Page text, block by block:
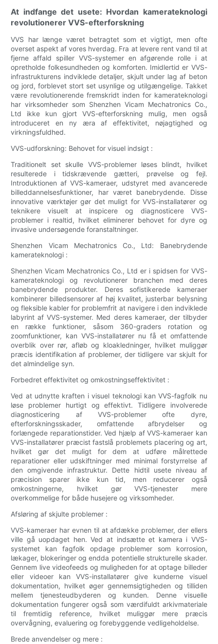
At indfange det usete: Hvordan kamerateknologi
revolutionerer VVS-efterforskning
VVS har længe været betragtet som et vigtigt, men ofte
overset aspekt af vores hverdag. Fra at levere rent vand til at
fjerne affald spiller VVS-systemer en afgørende rolle i at
opretholde folkesundheden og komforten. Imidlertid er VVS-
infrastrukturens indviklede detaljer, skjult under lag af beton
og jord, forblevet stort set usynlige og utilgængelige. Takket
være revolutionerende fremskridt inden for kamerateknologi
har virksomheder som Shenzhen Vicam Mechatronics Co.,
Ltd ikke kun gjort VVS-efterforskning mulig, men også
introduceret en ny æra af effektivitet, nøjagtighed og
virkningsfuldhed.
VVS-udforskning: Behovet for visuel indsigt :
Traditionelt set skulle VVS-problemer løses blindt, hvilket
resulterede i tidskrævende gætteri, prøvelse og fejl.
Introduktionen af VVS-kameraer, udstyret med avancerede
billeddannelsesfunktioner, har været banebrydende. Disse
innovative værktøjer gør det muligt for VVS-installatører og
teknikere visuelt at inspicere og diagnosticere VVS-
problemer i realtid, hvilket eliminerer behovet for dyre og
invasive undersøgende foranstaltninger.
Shenzhen Vicam Mechatronics Co., Ltd: Banebrydende
kamerateknologi :
Shenzhen Vicam Mechatronics Co., Ltd er i spidsen for VVS-
kamerateknologi og revolutionerer branchen med deres
banebrydende produkter. Deres sofistikerede kameraer
kombinerer billedsensorer af høj kvalitet, justerbar belysning
og fleksible kabler for problemfrit at navigere i den indviklede
labyrint af VVS-systemer. Med deres kameraer, der tilbyder
en række funktioner, såsom 360-graders rotation og
zoomfunktioner, kan VVS-installatører nu få et omfattende
overblik over rør, afløb og kloakledninger, hvilket muliggør
præcis identifikation af problemer, der tidligere var skjult for
det almindelige syn.
Forbedret effektivitet og omkostningseffektivitet :
Ved at udnytte kraften i visuel teknologi kan VVS-fagfolk nu
løse problemer hurtigt og effektivt. Tidligere involverede
diagnosticering af VVS-problemer ofte dyre,
efterforskningsskader, omfattende afbrydelser og
forlængede reparationstider. Ved hjælp af VVS-kameraer kan
VVS-installatører præcist fastslå problemets placering og art,
hvilket gør det muligt for dem at udføre målrettede
reparationer eller udskiftninger med minimal forstyrrelse af
den omgivende infrastruktur. Dette hidtil usete niveau af
præcision sparer ikke kun tid, men reducerer også
omkostningerne, hvilket gør VVS-tjenester mere
overkommelige for både husejere og virksomheder.
Afsløring af skjulte problemer :
VVS-kameraer har evnen til at afdække problemer, der ellers
ville gå uopdaget hen. Ved at indsætte et kamera i VVS-
systemet kan fagfolk opdage problemer som korrosion,
lækager, blokeringer og endda potentielle strukturelle skader.
Gennem live videofeeds og muligheden for at optage billeder
eller videoer kan VVS-installatører give kunderne visuel
dokumentation, hvilket øger gennemsigtigheden og tilliden
mellem tjenesteudbyderen og kunden. Denne visuelle
dokumentation fungerer også som værdifuldt arkivmateriale
til fremtidig reference, hvilket muliggør mere præcis
overvågning, evaluering og forebyggende vedligeholdelse.
Brede anvendelser og mere :